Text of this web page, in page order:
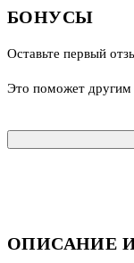
ОПИСАНИЕ
БОНУСЫ
Оставьте первый
Это поможет другим